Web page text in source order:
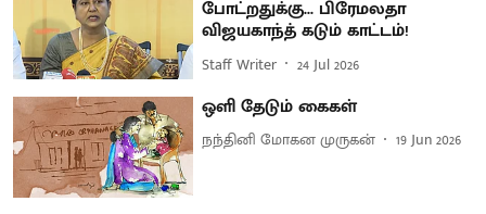
போட்றதுக்கு... பிரேமலதா
விஜயகாந்த் கடும் காட்டம்!
Staff Writer 24 Jul 2026
ஒளி தேடும் கைகள்
நந்தினி மோகன முருகன் 19 Jun 2026